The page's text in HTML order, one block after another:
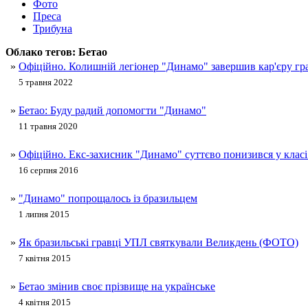
Фото
Преса
Трибуна
Облако тегов: Бетао
» Офіційно. Колишній легіонер "Динамо" завершив кар'єру
5 травня 2022
» Бетао: Буду радий допомогти "Динамо"
11 травня 2020
» Офіційно. Екс-захисник "Динамо" суттєво понизився у
16 серпня 2016
» "Динамо" попрощалось із бразильцем
1 липня 2015
» Як бразильські гравці УПЛ святкували Великдень (ФОТО)
7 квітня 2015
» Бетао змінив своє прізвище на українське
4 квітня 2015